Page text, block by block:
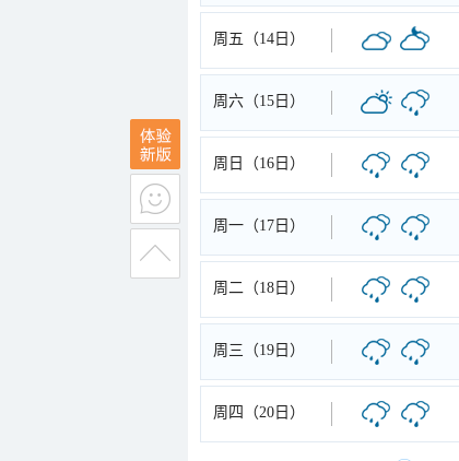
周五（14日）
周六（15日）
周日（16日）
周一（17日）
周二（18日）
周三（19日）
周四（20日）